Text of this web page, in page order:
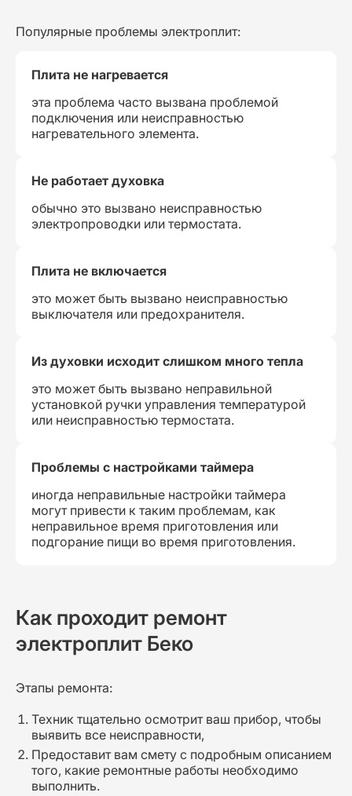
Популярные проблемы электроплит:
Плита не нагревается
эта проблема часто вызвана проблемой
подключения или неисправностью
нагревательного элемента.
Не работает духовка
обычно это вызвано неисправностью
электропроводки или термостата.
Плита не включается
это может быть вызвано неисправностью
выключателя или предохранителя.
Из духовки исходит слишком много тепла
это может быть вызвано неправильной
установкой ручки управления температурой
или неисправностью термостата.
Проблемы с настройками таймера
иногда неправильные настройки таймера
могут привести к таким проблемам, как
неправильное время приготовления или
подгорание пищи во время приготовления.
Как проходит ремонт
электроплит Беко
Этапы ремонта:
Техник тщательно осмотрит ваш прибор, чтобы
выявить все неисправности,
Предоставит вам смету с подробным описанием
того, какие ремонтные работы необходимо
выполнить.